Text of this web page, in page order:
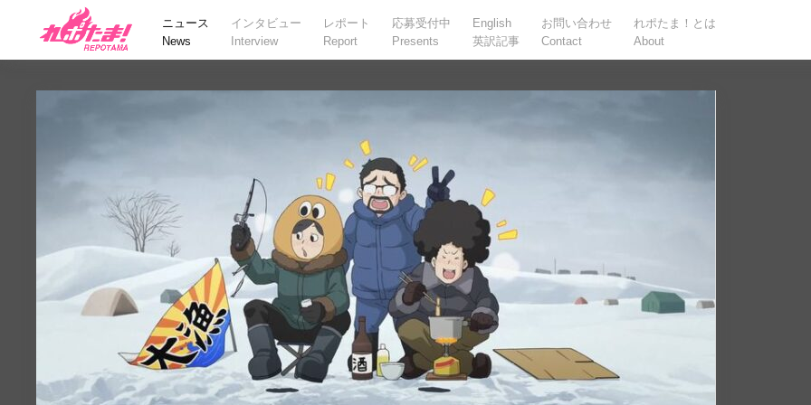
ニュース
News
インタビュー
Interview
レポート
Report
応募受付中
Presents
English
英訳記事
お問い合わせ
Contact
れポたま！とは
About